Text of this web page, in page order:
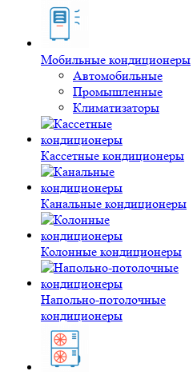
Мобильные кондиционеры
Автомобильные
Промышленные
Климатизаторы
Кассетные кондиционеры
Канальные кондиционеры
Колонные кондиционеры
Напольно-потолочные
кондиционеры